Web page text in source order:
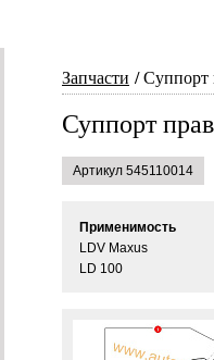
Запчасти Суппорт
Суппорт
Артикул 545110014
Применимость
LDV Maxus
LD 100